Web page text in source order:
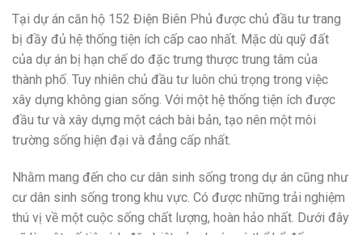
Tại dự án căn hộ 152 Điện Biên Phủ được chủ đầu tư trang
bị đầy đủ hệ thống tiện ích cấp cao nhất. Mặc dù quỹ đất
của dự án bị hạn chế do đặc trưng thược trung tâm của
thành phố. Tuy nhiên chủ đầu tư luôn chú trọng trong việc
xây dựng không gian sống. Với một hệ thống tiện ích được
đầu tư và xây dựng một cách bài bản, tạo nên một môi
trường sống hiện đại và đẳng cấp nhất.
Nhằm mang đến cho cư dân sinh sống trong dự án cũng như
cư dân sinh sống trong khu vực. Có được những trải nghiệm
thú vị về một cuộc sống chất lượng, hoàn hảo nhất. Dưới đây